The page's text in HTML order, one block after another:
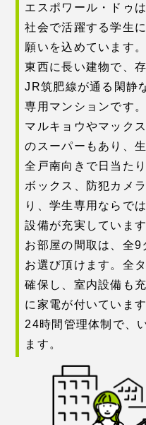
エスポワール・ドゥ
社会で活躍する学生
願いを込めています。
東西に長い建物で、
JR筑肥線が通る閑静
専用マンションです。
マルキョウやマック
のスーパーもあり、
全戸南向きで日当た
ボックス、防犯カメ
り、学生専用ならで
設備が充実しています
お部屋の間取は、全9
お選び頂けます。全
確保し、室内設備も
に家電が付いています
24時間管理体制で、
ます。